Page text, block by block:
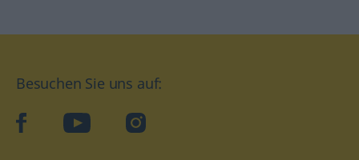
Besuchen Sie uns auf:
facebookYouTube Instagram